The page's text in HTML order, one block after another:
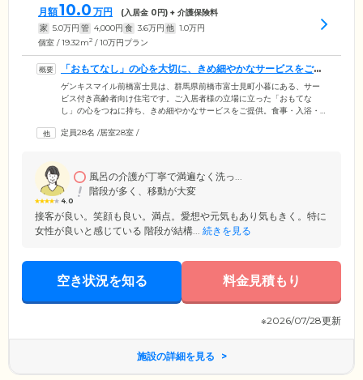
月額10.0 万円 (入居金 0円) + 介護保険料
家 5.0万円 管 4,000円 食 3.6万円 他 1.0万円
個室 / 19.32m2 / 10万円プラン
「おもてなし」の心を大切に、きめ細やかなサービスをご提
供しています
ゲンキスマイル前橋富士見は、群馬県前橋市富士見町小暮にある、サー
ビス付き高齢者向け住宅です。ご入居者様の立場に立った「おもてな
し」の心をつねに持ち、きめ細やかなサービスをご提供。食事・入浴・
いをしています。また、血圧や体温測定などのバイタルチェックや、生
タリティーあふれるケアサービスを、ぜひご体感ください。
定員28名 /居室28室 /
4.0
風呂の介護が丁寧で満遍なく洗っ...
階段が多く、移動が大変
接客が良い。笑顔も良い。満点。愛想や元気もあり気もきく。特に
女性が良いと感じている 階段が結構... 続きを見る
空き状況を知る 料金見積もり
※2026/07/28更新
施設の詳細を見る